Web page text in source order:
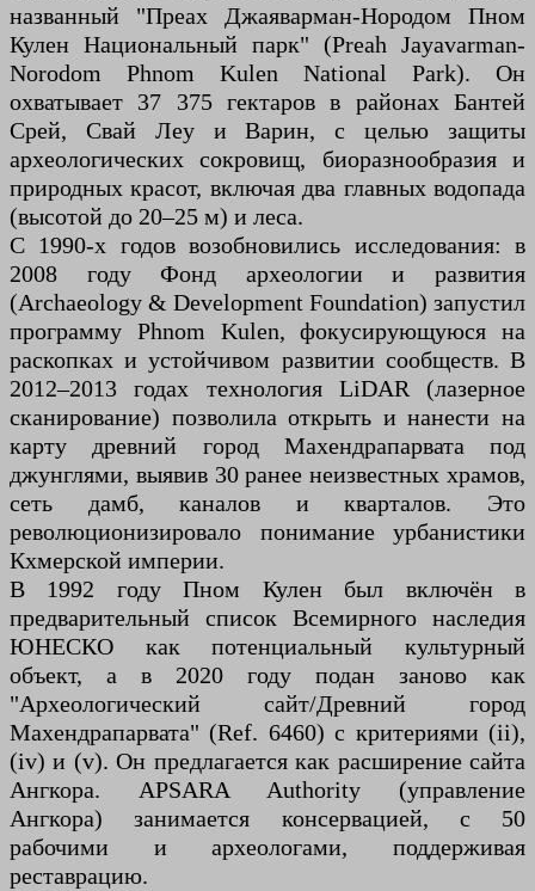
названный "Преах Джаяварман-Нородом Пном
Кулен Национальный парк" (Preah Jayavarman-
Norodom Phnom Kulen National Park). Он
охватывает 37 375 гектаров в районах Бантей
Срей, Свай Леу и Варин, с целью защиты
археологических сокровищ, биоразнообразия и
природных красот, включая два главных водопада
(высотой до 20–25 м) и леса.
С 1990-х годов возобновились исследования: в
2008 году Фонд археологии и развития
(Archaeology & Development Foundation) запустил
программу Phnom Kulen, фокусирующуюся на
раскопках и устойчивом развитии сообществ. В
2012–2013 годах технология LiDAR (лазерное
сканирование) позволила открыть и нанести на
карту древний город Махендрапарвата под
джунглями, выявив 30 ранее неизвестных храмов,
сеть дамб, каналов и кварталов. Это
революционизировало понимание урбанистики
Кхмерской империи.
В 1992 году Пном Кулен был включён в
предварительный список Всемирного наследия
ЮНЕСКО как потенциальный культурный
объект, а в 2020 году подан заново как
"Археологический сайт/Древний город
Махендрапарвата" (Ref. 6460) с критериями (ii),
(iv) и (v). Он предлагается как расширение сайта
Ангкора. APSARA Authority (управление
Ангкора) занимается консервацией, с 50
рабочими и археологами, поддерживая
реставрацию.